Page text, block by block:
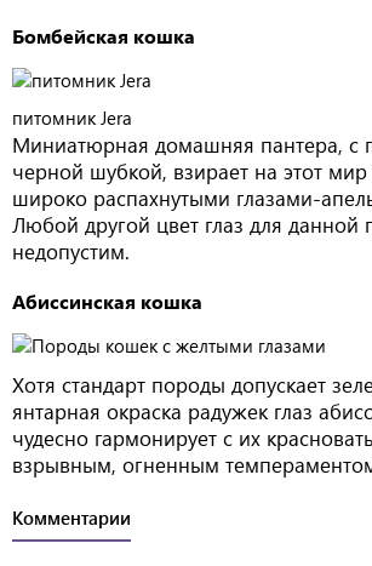
Бомбейская кошка
питомник Jera
Миниатюрная домашняя пантера, с
черной шубкой, взирает на этот
широко распахнутыми глазами-
Любой другой цвет глаз для данной
недопустим.
Абиссинская кошка
Хотя стандарт породы допускает
янтарная окраска радужек глаз
чудесно гармонирует с их
взрывным, огненным
Комментарии